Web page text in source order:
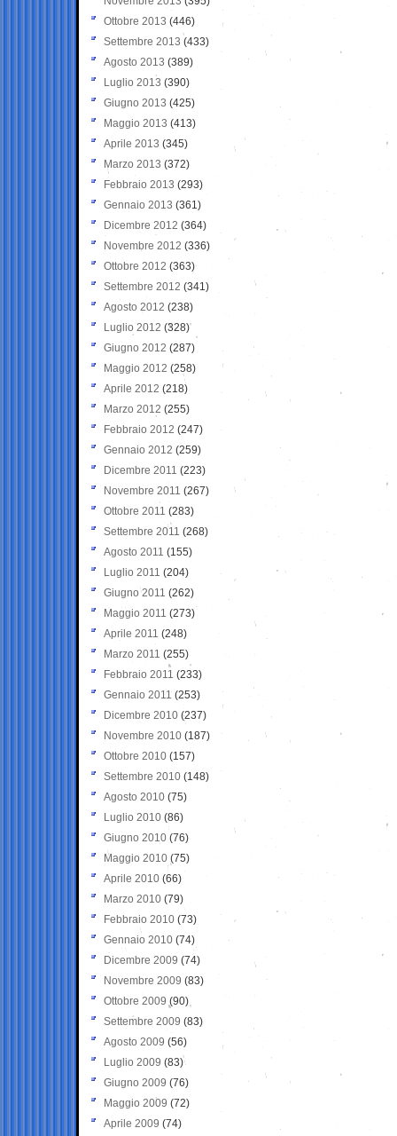
Ottobre 2013 (446)
Settembre 2013 (433)
Agosto 2013 (389)
Luglio 2013 (390)
Giugno 2013 (425)
Maggio 2013 (413)
Aprile 2013 (345)
Marzo 2013 (372)
Febbraio 2013 (293)
Gennaio 2013 (361)
Dicembre 2012 (364)
Novembre 2012 (336)
Ottobre 2012 (363)
Settembre 2012 (341)
Agosto 2012 (238)
Luglio 2012 (328)
Giugno 2012 (287)
Maggio 2012 (258)
Aprile 2012 (218)
Marzo 2012 (255)
Febbraio 2012 (247)
Gennaio 2012 (259)
Dicembre 2011 (223)
Novembre 2011 (267)
Ottobre 2011 (283)
Settembre 2011 (268)
Agosto 2011 (155)
Luglio 2011 (204)
Giugno 2011 (262)
Maggio 2011 (273)
Aprile 2011 (248)
Marzo 2011 (255)
Febbraio 2011 (233)
Gennaio 2011 (253)
Dicembre 2010 (237)
Novembre 2010 (187)
Ottobre 2010 (157)
Settembre 2010 (148)
Agosto 2010 (75)
Luglio 2010 (86)
Giugno 2010 (76)
Maggio 2010 (75)
Aprile 2010 (66)
Marzo 2010 (79)
Febbraio 2010 (73)
Gennaio 2010 (74)
Dicembre 2009 (74)
Novembre 2009 (83)
Ottobre 2009 (90)
Settembre 2009 (83)
Agosto 2009 (56)
Luglio 2009 (83)
Giugno 2009 (76)
Maggio 2009 (72)
Aprile 2009 (74)